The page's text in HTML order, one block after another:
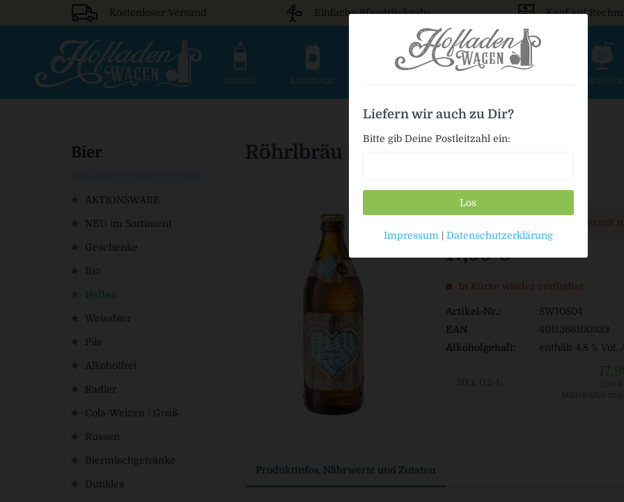
Kostenloser Versand Einfache Pfandrückgabe Kauf auf
WASSER LIMONADE
Bier
AKTIONSWARE
NEU im Sortiment
Geschenke
Bio
Helles
Weissbier
Pils
Alkoholfrei
Radler
Cola-Weizen / Goaß
Russen
Biermischgetränke
Dunkles
Röhrlbräu Bayern Liebe Helles
Dieser Artikel steht derzeit
17,99 € *
In Kürze wieder verfügbar
Artikel-Nr.:
SW10804
EAN
4011366100323
Alkoholgehalt:
enthält 4,8 % Vol.
Produktinfos, Nährwerte und Zutaten
Liefern wir auch zu Dir?
Bitte gib Deine Postleitzahl ein:
Los
Impressum | Datenschutzerklärung